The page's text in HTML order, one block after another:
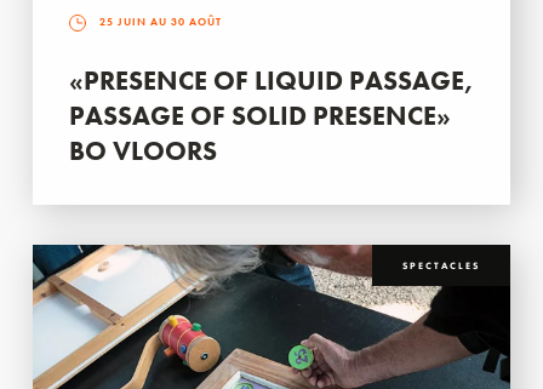
25 JUIN AU 30 AOÛT
«PRESENCE OF LIQUID PASSAGE,
PASSAGE OF SOLID PRESENCE»
BO VLOORS
SPECTACLES